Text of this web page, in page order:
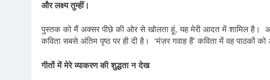
3 Years Ago
और लक्ष्य तुम्हीं।
पुस्तक को मैं अक्सर पीछे की ओर से खोलता हूं, यह मेरी आदत में शामिल है।
कविता सबसे अंतिम पृष्ठ पर ही दी है। ‘मंज़र गवाह हैं’ कविता में वह पाठकों
गीतों में मेरे व्याकरण की शुद्धता न देख